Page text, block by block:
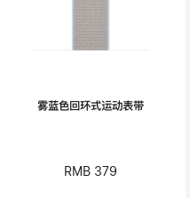
雾蓝色回环式运动表带
RMB 379